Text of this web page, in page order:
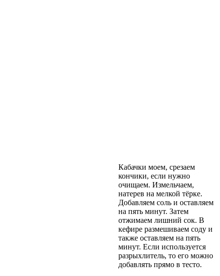
Кабачки моем, срезаем
кончики, если нужно
очищаем. Измельчаем,
натерев на мелкой тёрке.
Добавляем соль и оставляем
на пять минут. Затем
отжимаем лишний сок. В
кефире размешиваем соду и
также оставляем на пять
минут. Если используется
разрыхлитель, то его можно
добавлять прямо в тесто.